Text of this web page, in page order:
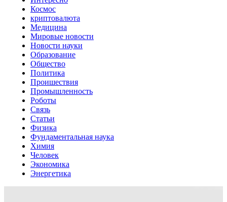
Космос
криптовалюта
Медицина
Мировые новости
Новости науки
Образование
Общество
Политика
Проишествия
Промышленность
Роботы
Связь
Статьи
Физика
Фундаментальная наука
Химия
Человек
Экономика
Энергетика